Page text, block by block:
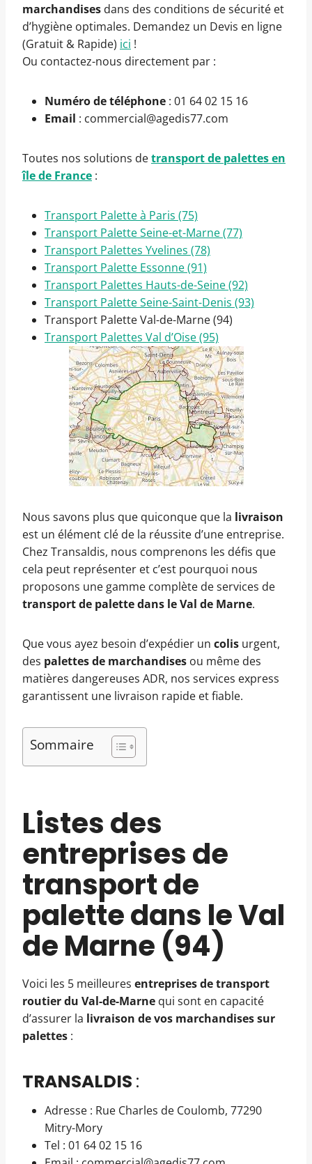
marchandises dans des conditions de sécurité et
d’hygiène optimales. Demandez un Devis en ligne
(Gratuit & Rapide) ici !
Ou contactez-nous directement par :
Numéro de téléphone : 01 64 02 15 16
Email : commercial@agedis77.com
Toutes nos solutions detransport de palettes en
île de France :
Transport Palette à Paris (75)
Transport Palette Seine-et-Marne (77)
Transport Palettes Yvelines (78)
Transport Palette Essonne (91)
Transport Palettes Hauts-de-Seine (92)
Transport Palette Seine-Saint-Denis (93)
Transport Palette Val-de-Marne (94)
Transport Palettes Val d’Oise (95)
Nous savons plus que quiconque que la livraison
est un élément clé de la réussite d’une entreprise.
Chez Transaldis, nous comprenons les défis que
cela peut représenter et c’est pourquoi nous
proposons une gamme complète de services de
transport de palette dans le Val de Marne.
Que vous ayez besoin d’expédier un colis urgent,
des palettes de marchandises ou même des
matières dangereuses ADR, nos services express
garantissent une livraison rapide et fiable.
Sommaire
Listes des
entreprises de
transport de
palette dans le Val
de Marne (94)
Voici les 5 meilleures entreprises de transport
routier du Val-de-Marne qui sont en capacité
d’assurer la livraison de vos marchandises sur
palettes :
TRANSALDIS :
Adresse : Rue Charles de Coulomb, 77290
Mitry-Mory
Tel : 01 64 02 15 16